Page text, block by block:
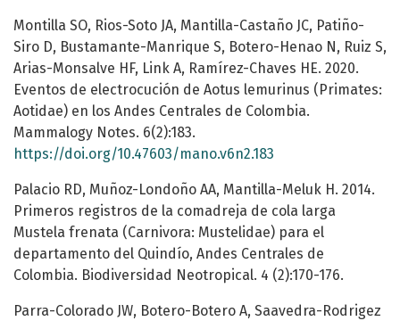
Montilla SO, Rios-Soto JA, Mantilla-Castaño JC, Patiño-
Siro D, Bustamante-Manrique S, Botero-Henao N, Ruiz S,
Arias-Monsalve HF, Link A, Ramírez-Chaves HE. 2020.
Eventos de electrocución de Aotus lemurinus (Primates:
Aotidae) en los Andes Centrales de Colombia.
Mammalogy Notes. 6(2):183.
https://doi.org/10.47603/mano.v6n2.183
Palacio RD, Muñoz-Londoño AA, Mantilla-Meluk H. 2014.
Primeros registros de la comadreja de cola larga
Mustela frenata (Carnivora: Mustelidae) para el
departamento del Quindío, Andes Centrales de
Colombia. Biodiversidad Neotropical. 4 (2):170-176.
Parra-Colorado JW, Botero-Botero A, Saavedra-Rodrigez